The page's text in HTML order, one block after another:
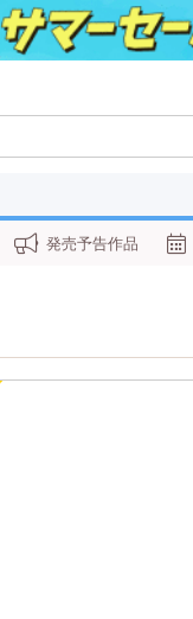
発売予告作品